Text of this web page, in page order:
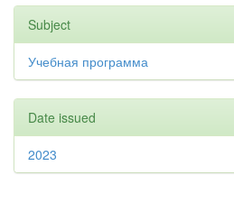
Subject
Учебная программа
Date issued
2023